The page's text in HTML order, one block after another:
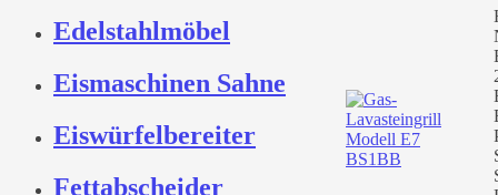
Edelstahlmöbel
Eismaschinen Sahne
Eiswürfelbereiter
Fettabscheider